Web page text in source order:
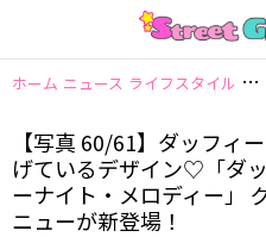
ホーム ニュース ライフスタイル 【
【写真 60/61】ダッフィ
げているデザイン♡「ダ
ーナイト・メロディー」
ニューが新登場！